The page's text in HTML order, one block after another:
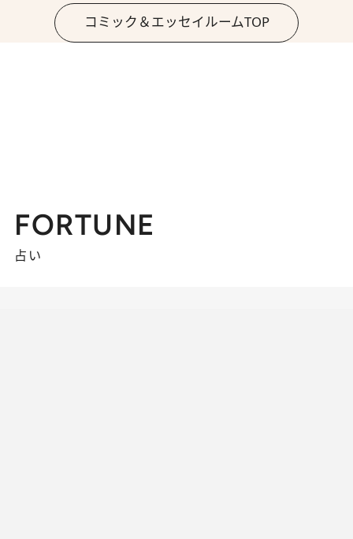
コミック＆エッセイルームTOP
FORTUNE
占い